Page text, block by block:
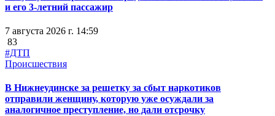
и его 3-летний пассажир
7 августа 2026 г. 14:59
83
#ДТП
Происшествия
В Нижнеудинске за решетку за сбыт наркотиков
отправили женщину, которую уже осуждали за
аналогичное преступление, но дали отсрочку